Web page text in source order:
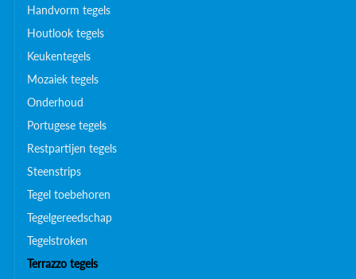
Handvorm tegels
Houtlook tegels
Keukentegels
Mozaiek tegels
Onderhoud
Portugese tegels
Restpartijen tegels
Steenstrips
Tegel toebehoren
Tegelgereedschap
Tegelstroken
Terrazzo tegels